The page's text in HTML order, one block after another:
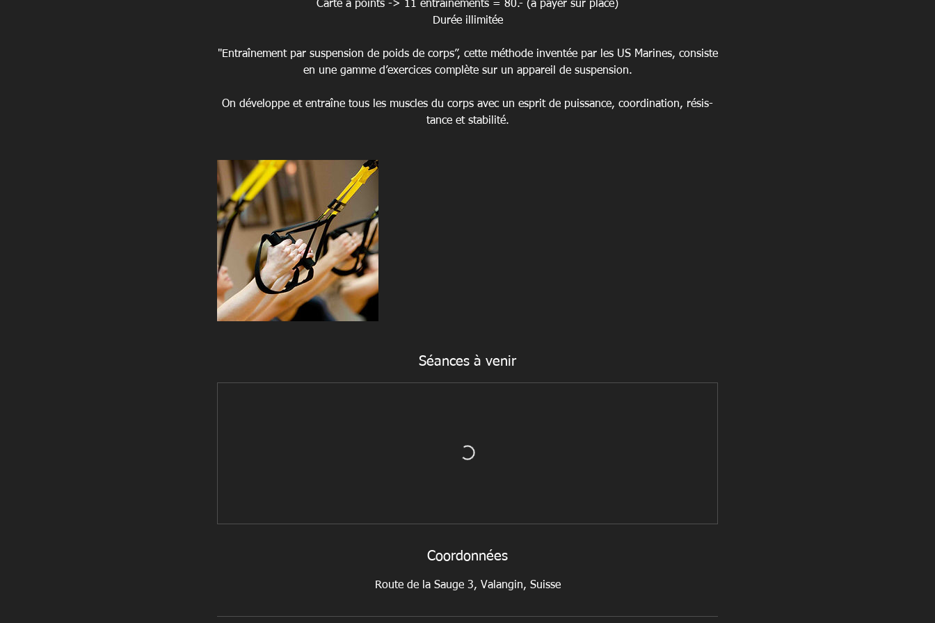
Carte à points -> 11 entraînements = 80.- (à payer sur place)
Durée illimitée
"Entraî­ne­ment par suspension de poids de corps”, cette méthode inven­tée par les US Marines, consiste
en une gamme d’exercices com­plète sur un appa­reil de sus­pen­sion.
On déve­loppe et entraîne tous les muscles du corps avec un esprit de puis­sance, coor­di­na­tion, résis­
tance et stabilité.
Séances à venir
Coordonnées
Route de la Sauge 3, Valangin, Suisse